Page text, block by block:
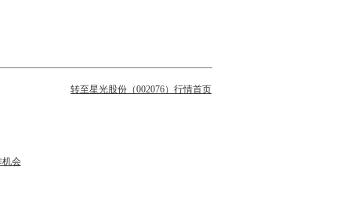
转至星光股份（002076）行情首页
机会